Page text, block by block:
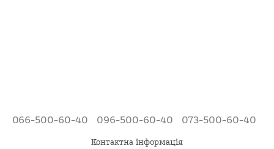
066-500-60-40 096-500-60-40 073-500-60-40
Контактна інформація